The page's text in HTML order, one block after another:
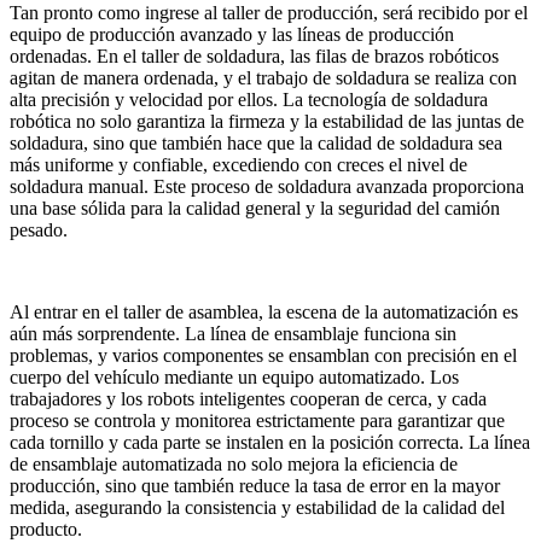
Tan pronto como ingrese al taller de producción, será recibido por el
equipo de producción avanzado y las líneas de producción
ordenadas. En el taller de soldadura, las filas de brazos robóticos
agitan de manera ordenada, y el trabajo de soldadura se realiza con
alta precisión y velocidad por ellos. La tecnología de soldadura
robótica no solo garantiza la firmeza y la estabilidad de las juntas de
soldadura, sino que también hace que la calidad de soldadura sea
más uniforme y confiable, excediendo con creces el nivel de
soldadura manual. Este proceso de soldadura avanzada proporciona
una base sólida para la calidad general y la seguridad del camión
pesado.
Al entrar en el taller de asamblea, la escena de la automatización es
aún más sorprendente. La línea de ensamblaje funciona sin
problemas, y varios componentes se ensamblan con precisión en el
cuerpo del vehículo mediante un equipo automatizado. Los
trabajadores y los robots inteligentes cooperan de cerca, y cada
proceso se controla y monitorea estrictamente para garantizar que
cada tornillo y cada parte se instalen en la posición correcta. La línea
de ensamblaje automatizada no solo mejora la eficiencia de
producción, sino que también reduce la tasa de error en la mayor
medida, asegurando la consistencia y estabilidad de la calidad del
producto.